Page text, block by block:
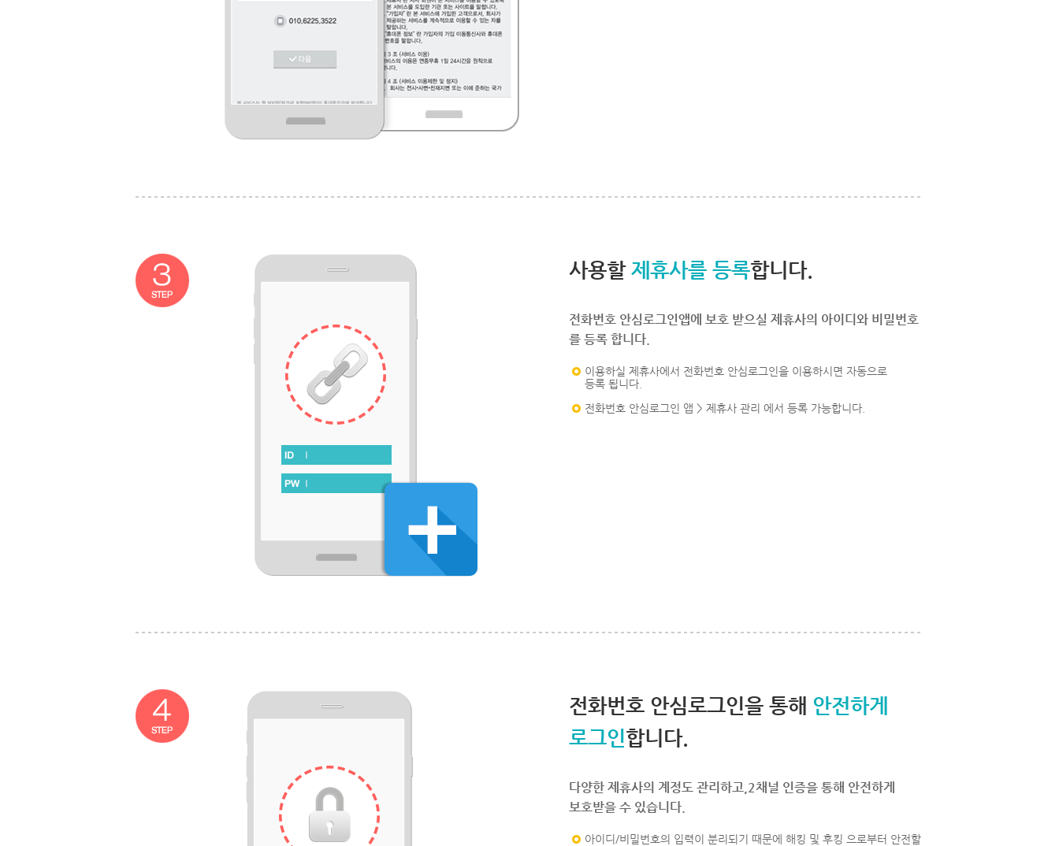
사용할 제휴사를 등록합니다.
전화번호 안심로그인앱에 보호 받으실 제휴사의 아이디와 비밀번호
를 등록 합니다.
이용하실 제휴사에서 전화번호 안심로그인을 이용하시면 자동으로
등록 됩니다.
전화번호 안심로그인 앱 > 제휴사 관리 에서 등록 가능합니다.
전화번호 안심로그인을 통해 안전하게
로그인합니다.
다양한 제휴사의 계정도 관리하고,2채널 인증을 통해 안전하게
보호받을 수 있습니다.
아이디/비밀번호의 입력이 분리되기 때문에 해킹 및 후킹 으로부터 안전할